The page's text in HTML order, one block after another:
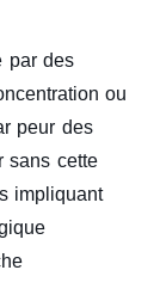
par des
ou
peur des
sans cette
impliquant